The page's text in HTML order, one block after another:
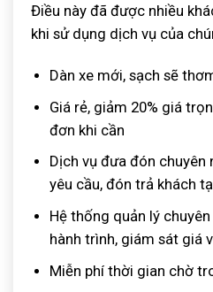
Điều này đã được nhiều
khi sử dụng dịch vụ của
Dàn xe mới, sạch sẽ
Giá rẻ, giảm 20% giá
đơn khi cần
Dịch vụ đưa đón chuyên
yêu cầu, đón trả khách
Hệ thống quản lý
hành trình, giám sát giá
Miễn phí thời gian chờ